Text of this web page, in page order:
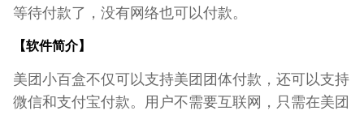
等待付款了，没有网络也可以付款。
【软件简介】
美团小百盒不仅可以支持美团团体付款，还可以支持
微信和支付宝付款。用户不需要互联网，只需在美团